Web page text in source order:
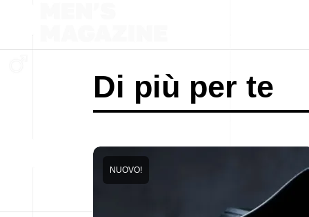
Di più per te
NUOVO!